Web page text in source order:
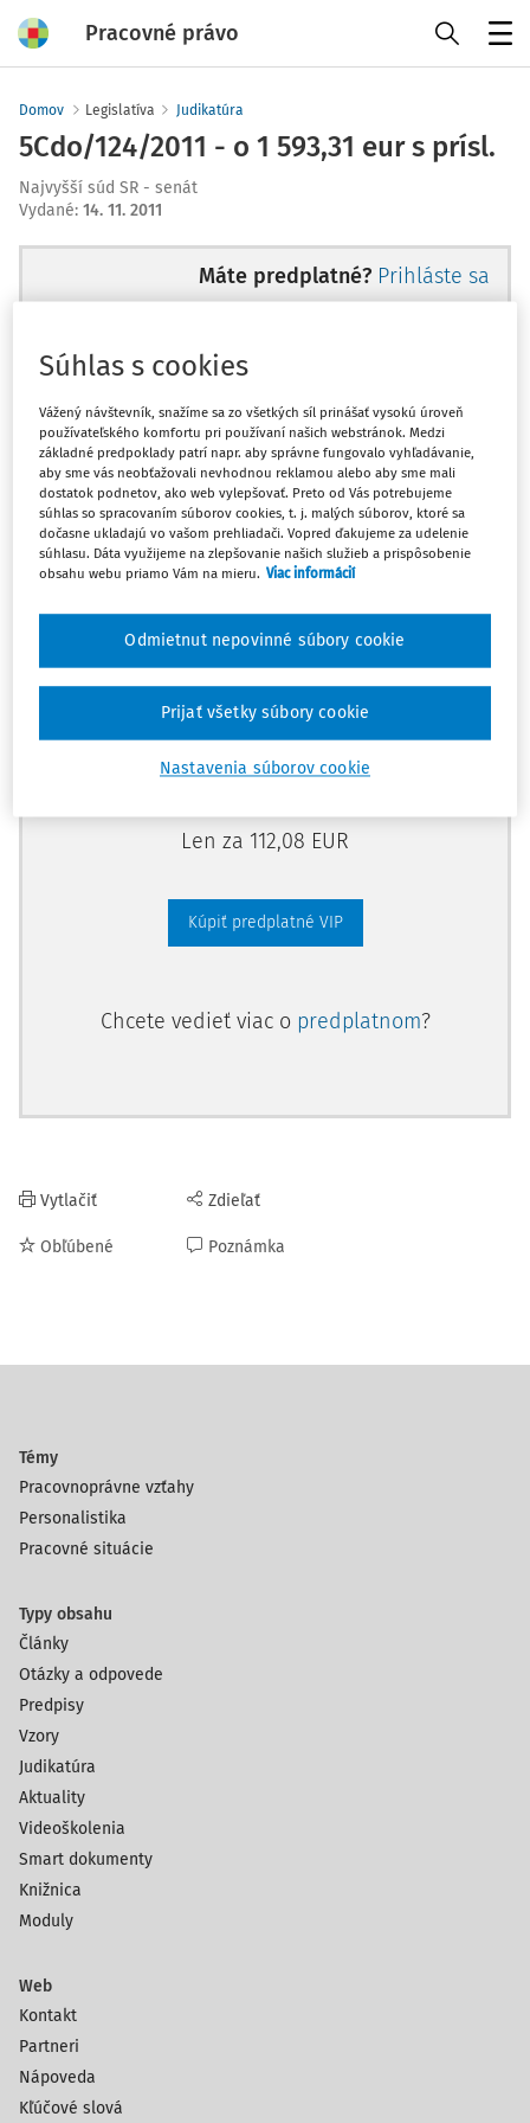
Pracovné právo
Domov Legislatíva Judikatúra
5Cdo/124/2011 - o 1 593,31 eur s prísl.
Najvyšší súd SR - senát
Vydané: 14. 11. 2011
Máte predplatné? Prihláste sa
Tento dokument je len pre
predplatiteľov VIP.
Odomknite si prístup zakúpením
predplatného.
Vďaka tomu získate aj:
Kompletný odborný obsah portálu
Všetky praktické nástroje: vzory, smart
dokumenty, knižnica
Videoškolenia
Len za 112,08 EUR
Kúpiť predplatné VIP
Chcete vedieť viac o predplatnom?
Vytlačiť
Obľúbené
Zdieľať
Poznámka
Témy
Pracovnoprávne vzťahy
Personalistika
Pracovné situácie
Typy obsahu
Články
Otázky a odpovede
Predpisy
Vzory
Judikatúra
Aktuality
Videoškolenia
Smart dokumenty
Knižnica
Moduly
Web
Kontakt
Partneri
Nápoveda
Kľúčové slová
Súhlas s cookies
Vážený návštevník, snažíme sa zo všetkých síl prinášať vysokú úroveň
používateľského komfortu pri používaní našich webstránok. Medzi
základné predpoklady patrí napr. aby správne fungovalo vyhľadávanie,
aby sme vás neobťažovali nevhodnou reklamou alebo aby sme mali
dostatok podnetov, ako web vylepšovať. Preto od Vás potrebujeme
súhlas so spracovaním súborov cookies, t. j. malých súborov, ktoré sa
dočasne ukladajú vo vašom prehliadači. Vopred ďakujeme za udelenie
súhlasu. Dáta využijeme na zlepšovanie našich služieb a prispôsobenie
obsahu webu priamo Vám na mieru. Viac informácií
Nastavenia súborov cookie
Odmietnut nepovinné súbory cookie
Prijať všetky súbory cookie